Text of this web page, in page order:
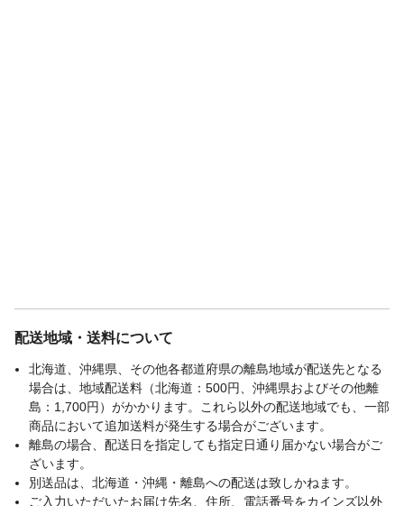
配送地域・送料について
北海道、沖縄県、その他各都道府県の離島地域が配送先となる
場合は、地域配送料（北海道：500円、沖縄県およびその他離
島：1,700円）がかかります。これら以外の配送地域でも、一部
商品において追加送料が発生する場合がございます。
離島の場合、配送日を指定しても指定日通り届かない場合がご
ざいます。
別送品は、北海道・沖縄・離島への配送は致しかねます。
ご入力いただいたお届け先名、住所、電話番号をカインズ以外